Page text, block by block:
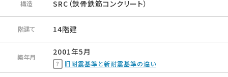
構造 SRC（鉄骨鉄筋コンクリート）
階建て 14階建
築年月
2001年5月
旧耐震基準と新耐震基準の違い